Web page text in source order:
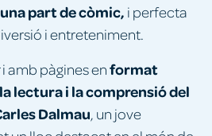
part de còmic, i perfecta
i entreteniment.
amb pàgines enformat
lectura i la comprensió del
Dalmau, un jove